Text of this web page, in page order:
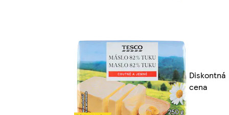
Diskontná
cena